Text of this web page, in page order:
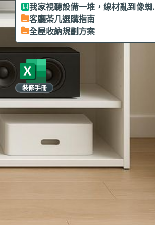
我家視聽設備一堆，
客廳茶几選購指南
全屋收納規劃方案
裝修手冊
限時領取